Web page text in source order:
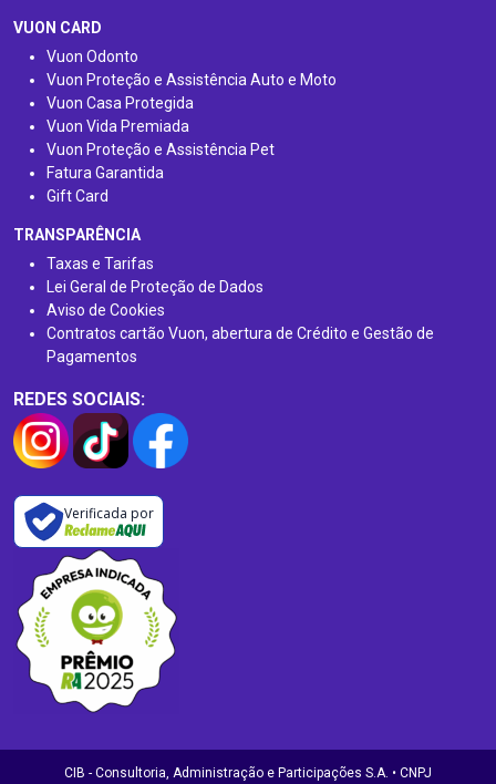
VUON CARD
Vuon Odonto
Vuon Proteção e Assistência Auto e Moto
Vuon Casa Protegida
Vuon Vida Premiada
Vuon Proteção e Assistência Pet
Fatura Garantida
Gift Card
TRANSPARÊNCIA
Taxas e Tarifas
Lei Geral de Proteção de Dados
Aviso de Cookies
Contratos cartão Vuon, abertura de Crédito e Gestão de
Pagamentos
REDES SOCIAIS:
Verificada por
CIB - Consultoria, Administração e Participações S.A. • CNPJ